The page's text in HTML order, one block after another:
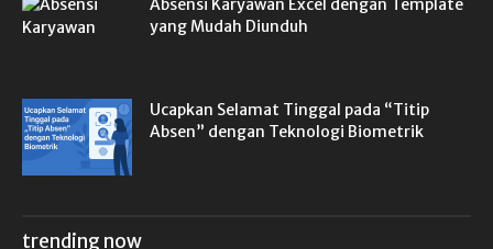
Absensi Karyawan Excel dengan Template
yang Mudah Diunduh
Ucapkan Selamat Tinggal pada “Titip
Absen” dengan Teknologi Biometrik
trending now